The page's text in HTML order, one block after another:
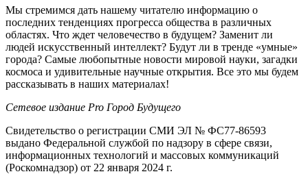
Мы стремимся дать нашему читателю информацию о
последних тенденциях прогресса общества в различных
областях. Что ждет человечество в будущем? Заменит ли
людей искусственный интеллект? Будут ли в тренде «умные»
города? Самые любопытные новости мировой науки, загадки
космоса и удивительные научные открытия. Все это мы будем
рассказывать в наших материалах!
Сетевое издание Pro Город Будущего
Свидетельство о регистрации СМИ ЭЛ № ФС77-86593
выдано Федеральной службой по надзору в сфере связи,
информационных технологий и массовых коммуникаций
(Роскомнадзор) от 22 января 2024 г.